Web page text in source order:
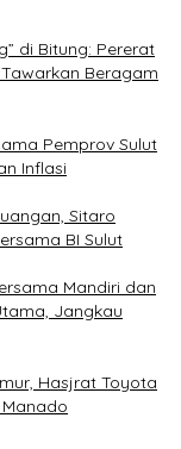
di Bitung: Pererat
Beragam
Pemprov Sulut
Inflasi
Sitaro
BI Sulut
Mandiri dan
Jangkau
Hasjrat Toyota